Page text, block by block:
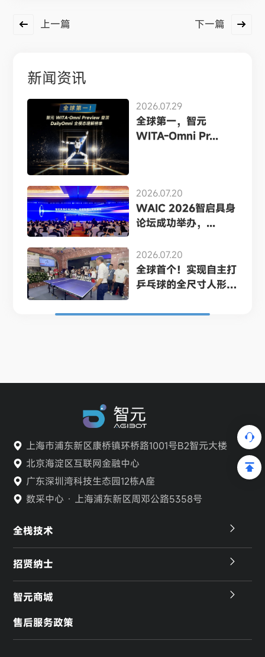
上一篇 下一篇
新闻资讯
2026.07.29
全球第一，智元
WITA-Omni Pr...
2026.07.20
WAIC 2026智启具身
论坛成功举办，...
2026.07.20
全球首个！实现自主打
乒乓球的全尺寸人形
上海市浦东新区康桥镇环桥路1001号B2智元大楼
北京海淀区互联网金融中心
广东深圳湾科技生态园12栋A座
数采中心 · 上海浦东新区周邓公路5358号
全栈技术
智元商城
售后服务政策
招贤纳士